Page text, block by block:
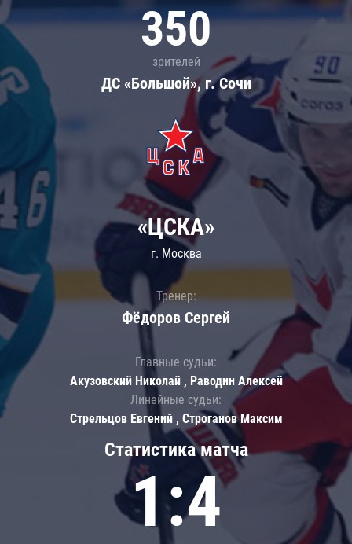
350
зрителей
ДС «Большой», г. Сочи
Статистика матча
1:4
«ЦСКА»
г. Москва
Тренер:
Фёдоров Сергей
Главные судьи:
Акузовский Николай , Раводин Алексей
Линейные судьи:
Стрельцов Евгений , Строганов Максим